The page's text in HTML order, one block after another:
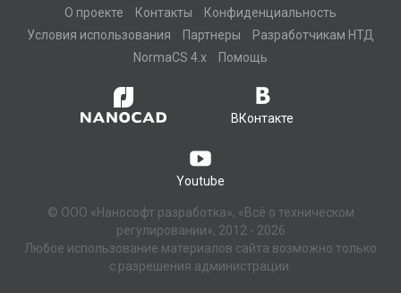
О проекте Контакты
Конфиденциальность
Условия использования
Партнеры
Разработчикам НТД
NormaCS 4.x
Помощь
ВКонтакте
Youtube
© ООО «Нанософт разработка», «Всё о техническом
регулировании», 2012 - 2026
Любое использование материалов сайта возможно только
с разрешения администрации.